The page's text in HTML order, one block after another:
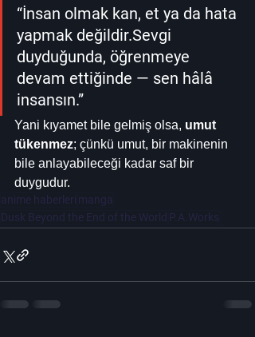
“İnsan olmak kan, et ya da hata
yapmak değildir.Sevgi
duyduğunda, öğrenmeye
devam ettiğinde — sen hâlâ
insansın.”
Yani kıyamet bile gelmiş olsa, umut
tükenmez; çünkü umut, bir makinenin
bile anlayabileceği kadar saf bir
duygudur.
anime haberleri manga
Dusk Beyond the End of the World P.A.Works